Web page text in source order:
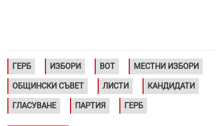
ГЕРБ ИЗБОРИ ВОТ МЕСТНИ ИЗБОРИ
ОБЩИНСКИ СЪВЕТ ЛИСТИ КАНДИДАТИ
ГЛАСУВАНЕ ПАРТИЯ ГЕРБ